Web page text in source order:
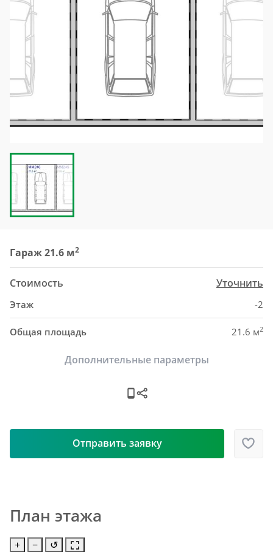
Гараж 21.6 м2
Стоимость Уточнить
Этаж -2
Общая площадь 21.6 м2
Дополнительные параметры
Отправить заявку
План этажа
+ − ↺